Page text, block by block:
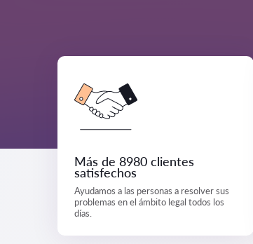
Más de 8980 clientes
satisfechos
Ayudamos a las personas a resolver sus
problemas en el ámbito legal todos los
días.